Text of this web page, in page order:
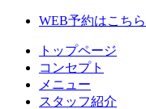
WEB予約はこちら
トップページ
コンセプト
メニュー
スタッフ紹介